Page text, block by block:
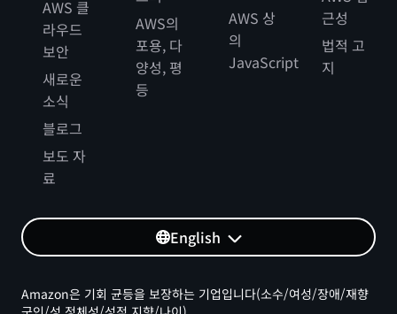
AWS 클
라우드
보안
새로운
소식
블로그
보도 자
료
AWS의
포용, 다
양성, 평
등
AWS 상
의
JavaScript
근성
법적 고
지
English
Amazon은 기회 균등을 보장하는 기업입니다(소수/여성/장애/재향